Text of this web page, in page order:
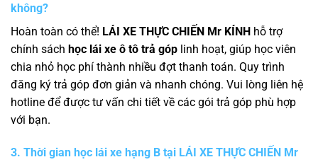
không?
Hoàn toàn có thể! LÁI XE THỰC CHIẾN Mr KÍNH hỗ trợ
chính sách học lái xe ô tô trả góp linh hoạt, giúp học viên
chia nhỏ học phí thành nhiều đợt thanh toán. Quy trình
đăng ký trả góp đơn giản và nhanh chóng. Vui lòng liên hệ
hotline để được tư vấn chi tiết về các gói trả góp phù hợp
với bạn.
3. Thời gian học lái xe hạng B tại LÁI XE THỰC CHIẾN Mr